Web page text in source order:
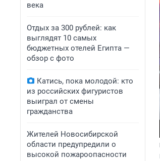
века
Отдых за 300 рублей: как
выглядят 10 самых
бюджетных отелей Египта —
обзор с фото
Катись, пока молодой: кто
из российских фигуристов
выиграл от смены
гражданства
Жителей Новосибирской
области предупредили о
высокой пожароопасности